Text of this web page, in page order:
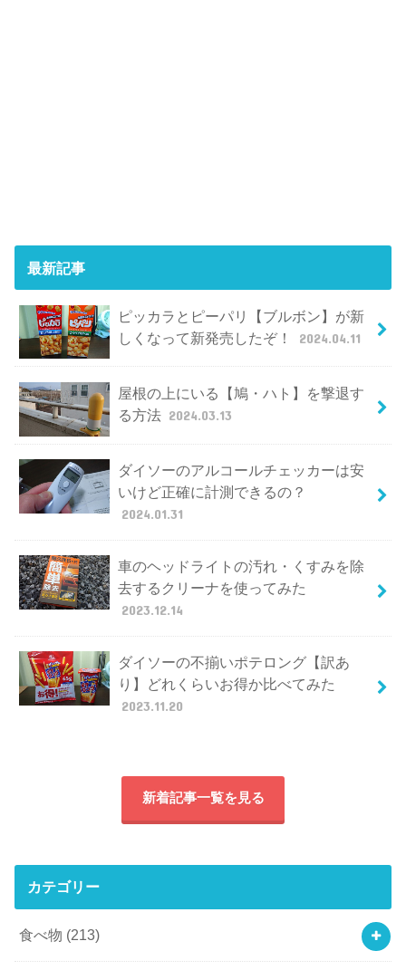
最新記事
ピッカラとピーパリ【ブルボン】が新
しくなって新発売したぞ！
2024.04.11
屋根の上にいる【鳩・ハト】を撃退す
る方法 2024.03.13
ダイソーのアルコールチェッカーは安
いけど正確に計測できるの？
2024.01.31
車のヘッドライトの汚れ・くすみを除
去するクリーナを使ってみた
2023.12.14
ダイソーの不揃いポテロング【訳あ
り】どれくらいお得か比べてみた
2023.11.20
新着記事一覧を見る
カテゴリー
食べ物 (213)